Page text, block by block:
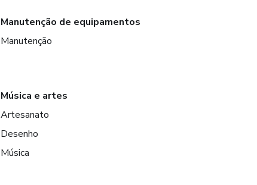
Manutenção de equipamentos
Manutenção
Música e artes
Artesanato
Desenho
Música